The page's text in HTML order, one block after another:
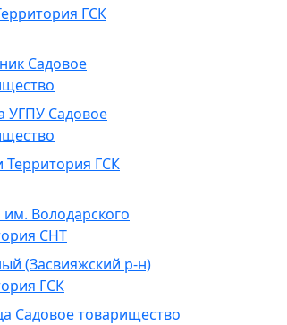
ГСК
Садовое
УГПУ Садовое
Территория ГСК
им. Володарского
СНТ
(Засвияжский р-н)
ГСК
Садовое товарищество